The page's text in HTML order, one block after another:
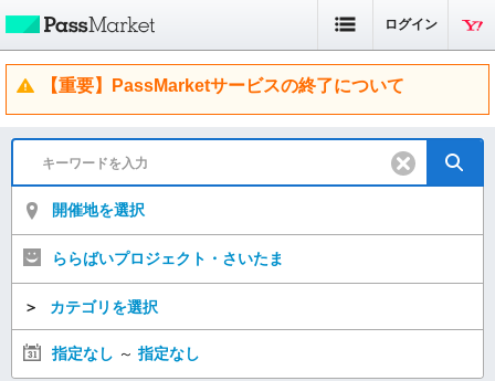
ログイン
【重要】PassMarketサービスの終了について
開催地を選択
ららばいプロジェクト・さいたま
＞ カテゴリを選択
指定なし ～ 指定なし